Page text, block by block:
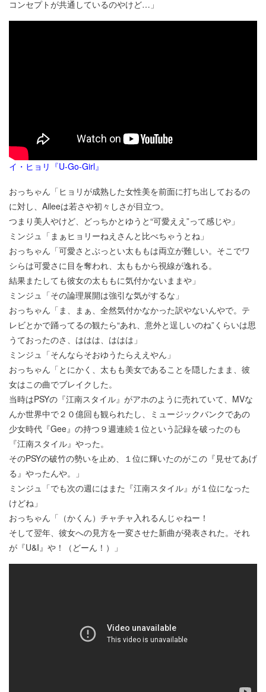
コンセプトが共通しているのやけど…」
イ・ヒョリ『U-Go-Girl』
おっちゃん「ヒョリが成熟した女性美を前面に打ち出しておるの
に対し、Aileeは若さや初々しさが目立つ。
つまり美人やけど、どっちかとゆうと“可愛ええ”って感じや」
ミンジュ「まぁヒョリーねえさんと比べちゃうとね」
おっちゃん「可愛さとぶっとい太ももは両立が難しい。そこでワ
シらは可愛さに目を奪われ、太ももから視線が逸れる。
結果またしても彼女の太ももに気付かないままや」
ミンジュ「その論理展開は強引な気がするな」
おっちゃん「ま、まぁ、全然気付かなかった訳やないんやで。テ
レビとかで踊ってるの観たら“あれ、意外と逞しいのね”くらいは思
うておったのさ、ははは、ははは」
ミンジュ「そんならそおゆうたらええやん」
おっちゃん「とにかく、太もも美女であることを隠したまま、彼
女はこの曲でブレイクした。
当時はPSYの『江南スタイル』がアホのように売れていて、MVな
んか世界中で２０億回も観られたし、ミュージックバンクであの
少女時代『Gee』の持つ９週連続１位という記録を破ったのも
『江南スタイル』やった。
そのPSYの破竹の勢いを止め、１位に輝いたのがこの『見せてあげ
る』やったんや。」
ミンジュ「でも次の週にはまた『江南スタイル』が１位になった
けどね」
おっちゃん「（かくん）チャチャ入れるんじゃねー！
そして翌年、彼女への見方を一変させた新曲が発表された。それ
が『U&I』や！（どーん！）」